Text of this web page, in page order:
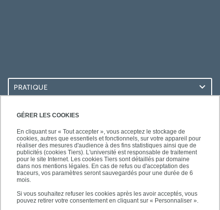
GÉRER LES COOKIES
En cliquant sur « Tout accepter », vous acceptez le stockage de
cookies, autres que essentiels et fonctionnels, sur votre appareil pour
réaliser des mesures d'audience à des fins statistiques ainsi que de
publicités (cookies Tiers). L'université est responsable de traitement
pour le site Internet. Les cookies Tiers sont détaillés par domaine
dans nos mentions légales. En cas de refus ou d'acceptation des
traceurs, vos paramètres seront sauvegardés pour une durée de 6
mois.
Si vous souhaitez refuser les cookies après les avoir acceptés, vous
pouvez retirer votre consentement en cliquant sur « Personnaliser ».
PRATIQUE
ACCÈS RAPIDES
LES BU SUR...